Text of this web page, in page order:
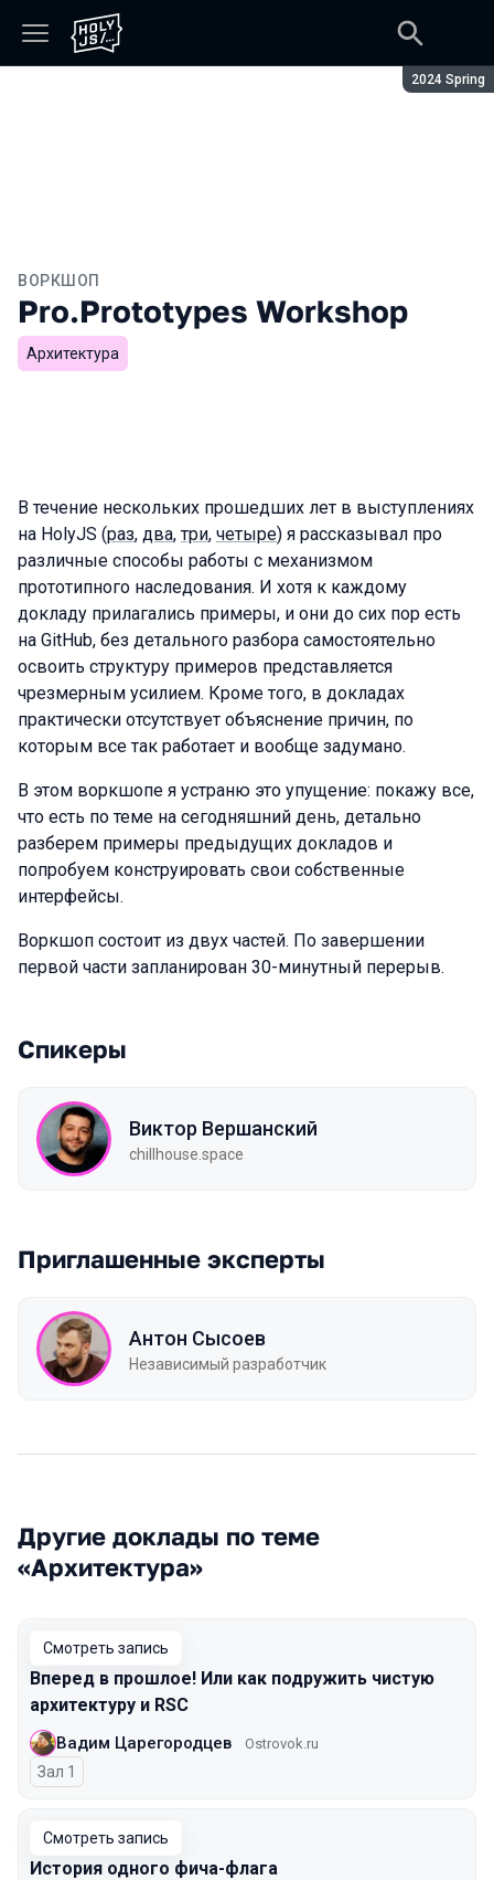
Сезон:
2024 Spring
ВОРКШОП
Pro.Prototypes Workshop
Архитектура
В течение нескольких прошедших лет в выступлениях
на HolyJS (раз, два, три, четыре) я рассказывал про
различные способы работы с механизмом
прототипного наследования. И хотя к каждому
докладу прилагались примеры, и они до сих пор есть
на GitHub, без детального разбора самостоятельно
освоить структуру примеров представляется
чрезмерным усилием. Кроме того, в докладах
практически отсутствует объяснение причин, по
которым все так работает и вообще задумано.
В этом воркшопе я устраню это упущение: покажу все,
что есть по теме на сегодняшний день, детально
разберем примеры предыдущих докладов и
попробуем конструировать свои собственные
интерфейсы.
Воркшоп состоит из двух частей. По завершении
первой части запланирован 30-минутный перерыв.
Спикеры
Виктор Вершанский
chillhouse.space
Приглашенные эксперты
Антон Сысоев
Независимый разработчик
Другие доклады по теме
«Архитектура»
Смотреть запись
Вперед в прошлое! Или как подружить чистую
архитектуру и RSC
Вадим Царегородцев Ostrovok.ru
Зал 1
Смотреть запись
История одного фича-флага